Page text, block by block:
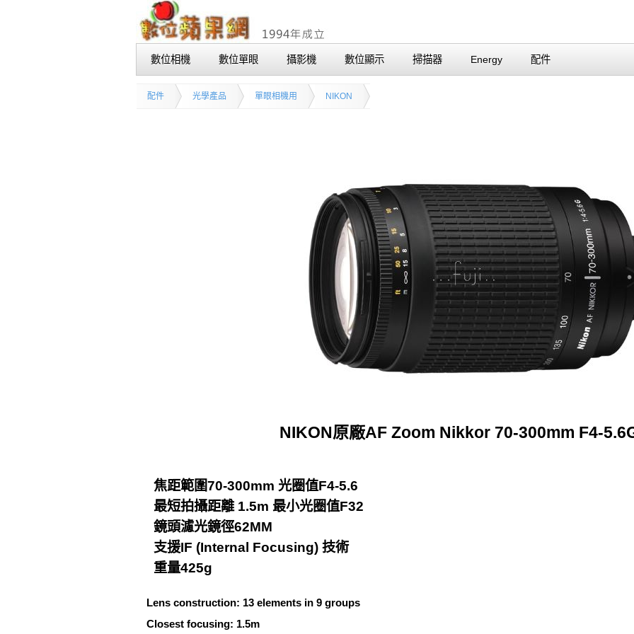
數位相機 數位單眼 攝影機 數位顯示 掃描器 Energy 配件
配件 光學產品 單眼相機用 NIKON
NIKON原廠AF Zoom Nikkor 70-300mm F4-
焦距範圍70-300mm 光圈值F4-5.6
最短拍攝距離 1.5m 最小光圈值F32
鏡頭濾光鏡徑62MM
支援IF (Internal Focusing) 技術
重量425g
Lens construction: 13 elements in 9 groups
Closest focusing: 1.5m